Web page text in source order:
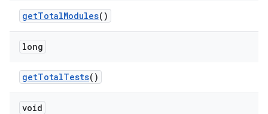
getTotalModules()
long
getTotalTests()
void